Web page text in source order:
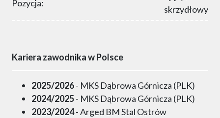
Pozycja:
skrzydłowy
Kariera zawodnika w Polsce
2025/2026- MKS Dąbrowa Górnicza (PLK)
2024/2025- MKS Dąbrowa Górnicza (PLK)
2023/2024- Arged BM Stal Ostrów